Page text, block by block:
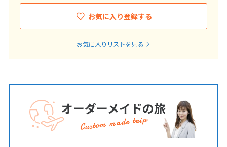
お気に入り登録する
お気に入りリストを見る
オーダーメイドの旅
Custom made trip